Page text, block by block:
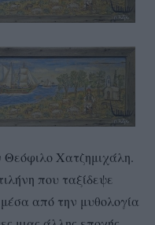
Θεόφιλο Χατζημιχάλη.
που ταξίδεψε
από την μυθολογία